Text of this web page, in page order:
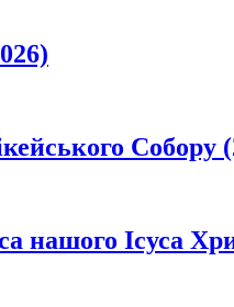
Собору
нашого Ісуса